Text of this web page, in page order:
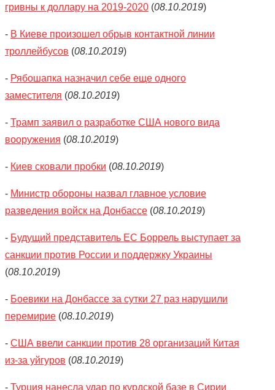
гривны к доллару на 2019-2020 (08.10.2019)
- В Киеве произошел обрыв контактной линии
троллейбусов (08.10.2019)
- Рябошапка назначил себе еще одного
заместителя (08.10.2019)
- Трамп заявил о разработке США нового вида
вооружения (08.10.2019)
- Киев сковали пробки (08.10.2019)
- Министр обороны назвал главное условие
разведения войск на Донбассе (08.10.2019)
- Будущий представитель ЕС Боррель выступает за
санкции против России и поддержку Украины
(08.10.2019)
- Боевики на Донбассе за сутки 27 раз нарушили
перемирие (08.10.2019)
- США ввели санкции против 28 организаций Китая
из-за уйгуров (08.10.2019)
- Турция нанесла удар по курдской базе в Сирии